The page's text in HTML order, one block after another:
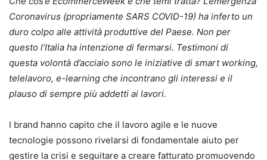
Coronavirus (propriamente SARS COVID-19) ha inferto un
duro colpo alle attività produttive del Paese. Non per
questo l’Italia ha intenzione di fermarsi. Testimoni di
questa volontà d’acciaio sono le iniziative di smart working,
telelavoro, e-learning che incontrano gli interessi e il
plauso di sempre più addetti ai lavori.
I brand hanno capito che il lavoro agile e le nuove
tecnologie possono rivelarsi di fondamentale aiuto per
gestire la crisi e seguitare a creare fatturato promuovendo